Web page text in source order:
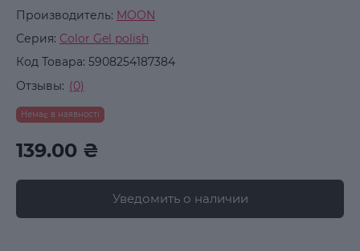
Производитель: MOON
Серия: Color Gel polish
Код Товара: 5908254187384
Отзывы: (0)
Немає в наявності
139.00 ₴
Уведомить о наличии